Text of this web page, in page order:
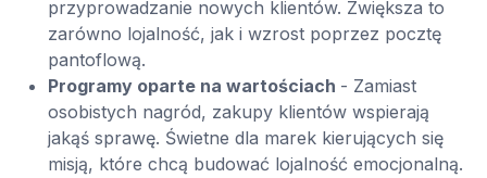
przyprowadzanie nowych klientów. Zwiększa to
zarówno lojalność, jak i wzrost poprzez pocztę
pantoflową.
Programy oparte na wartościach - Zamiast
osobistych nagród, zakupy klientów wspierają
jakąś sprawę. Świetne dla marek kierujących się
misją, które chcą budować lojalność emocjonalną.